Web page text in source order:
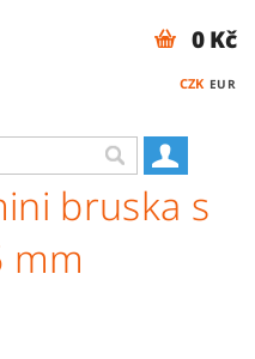
CZK EUR
0 Kč
bruska s
mm